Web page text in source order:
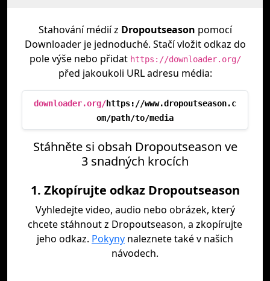
Stahování médií z Dropoutseason pomocí
Downloader je jednoduché. Stačí vložit odkaz do
pole výše nebo přidat https://downloader.org/
před jakoukoli URL adresu média:
downloader.org/https://www.dropoutseason.c
om/path/to/media
Stáhněte si obsah Dropoutseason ve
3 snadných krocích
1. Zkopírujte odkaz Dropoutseason
Vyhledejte video, audio nebo obrázek, který
chcete stáhnout z Dropoutseason, a zkopírujte
jeho odkaz. Pokyny naleznete také v našich
návodech.